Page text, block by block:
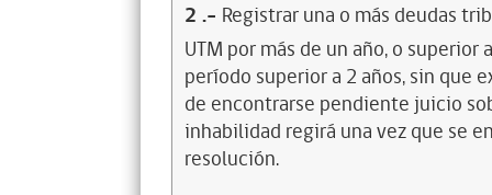
2 .- Registrar una o más deudas
UTM por más de un año, o
período superior a 2 años, sin que
de encontrarse pendiente juicio
inhabilidad regirá una vez que se
resolución.